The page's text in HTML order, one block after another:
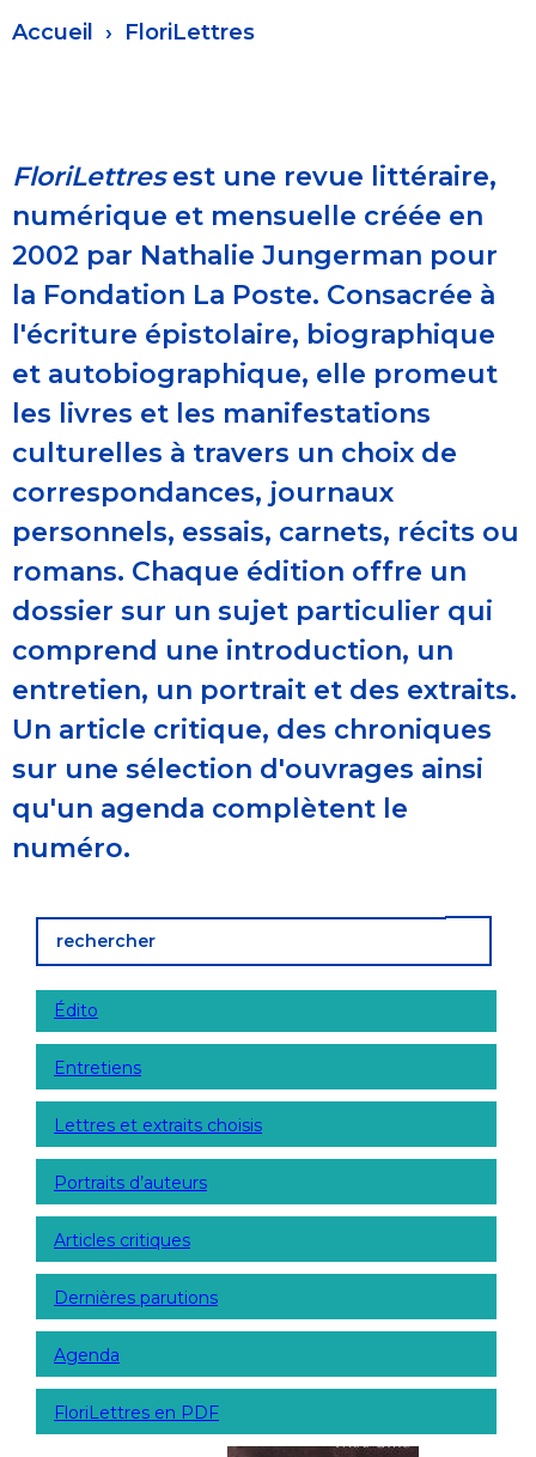
Fil
Accueil FloriLettres
FloriLettresest une revue littéraire,
numérique et mensuelle créée en
2002 par Nathalie Jungerman pour
la Fondation La Poste. Consacrée à
l'écriture épistolaire, biographique
et autobiographique, elle promeut
les livres et les manifestations
culturelles à travers un choix de
correspondances, journaux
personnels, essais, carnets, récits ou
romans. Chaque édition offre un
dossier sur un sujet particulier qui
comprend une introduction, un
entretien, un portrait et des extraits.
Un article critique, des chroniques
sur une sélection d'ouvrages ainsi
qu'un agenda complètent le
numéro.
Édito
Entretiens
Lettres et extraits choisis
Portraits d’auteurs
Articles critiques
Dernières parutions
Agenda
FloriLettres en PDF